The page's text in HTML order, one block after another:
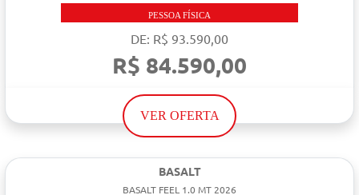
PESSOA FÍSICA
DE: R$ 93.590,00
R$ 84.590,00
VER OFERTA
BASALT
BASALT FEEL 1.0 MT 2026